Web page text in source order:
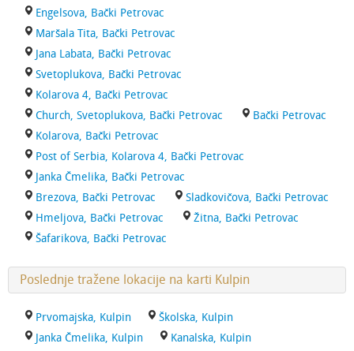
Engelsova, Bački Petrovac
Maršala Tita, Bački Petrovac
Jana Labata, Bački Petrovac
Svetoplukova, Bački Petrovac
Kolarova 4, Bački Petrovac
Church, Svetoplukova, Bački Petrovac
Bački Petrovac
Kolarova, Bački Petrovac
Post of Serbia, Kolarova 4, Bački Petrovac
Janka Čmelika, Bački Petrovac
Brezova, Bački Petrovac
Sladkovičova, Bački Petrovac
Hmeljova, Bački Petrovac
Žitna, Bački Petrovac
Šafarikova, Bački Petrovac
Poslednje tražene lokacije na karti Kulpin
Prvomajska, Kulpin
Školska, Kulpin
Janka Čmelika, Kulpin
Kanalska, Kulpin